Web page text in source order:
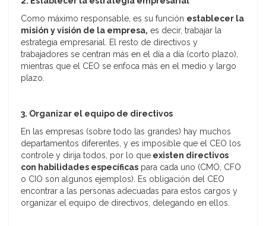
Como máximo responsable, es su función establecer la
misión y visión de la empresa, es decir, trabajar la
estrategia empresarial. El resto de directivos y
trabajadores se centran más en el día a día (corto plazo),
mientras que el CEO se enfoca más en el medio y largo
plazo.
3. Organizar el equipo de directivos
En las empresas (sobre todo las grandes) hay muchos
departamentos diferentes, y es imposible que el CEO los
controle y dirija todos, por lo que existen directivos
con habilidades específicas para cada uno (CMO, CFO
o CIO son algunos ejemplos). Es obligación del CEO
encontrar a las personas adecuadas para estos cargos y
organizar el equipo de directivos, delegando en ellos.